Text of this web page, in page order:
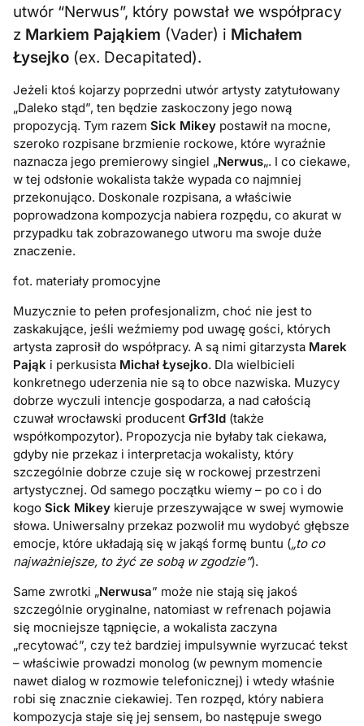
utwór “Nerwus”, który powstał we współpracy
z Markiem Pająkiem (Vader) i Michałem
Łysejko (ex. Decapitated).
Jeżeli ktoś kojarzy poprzedni utwór artysty zatytułowany
„Daleko stąd”, ten będzie zaskoczony jego nową
propozycją. Tym razemSick Mikey postawił na mocne,
szeroko rozpisane brzmienie rockowe, które wyraźnie
naznacza jego premierowy singiel „Nerwus„. I co ciekawe,
w tej odsłonie wokalista także wypada co najmniej
przekonująco. Doskonale rozpisana, a właściwie
poprowadzona kompozycja nabiera rozpędu, co akurat w
przypadku tak zobrazowanego utworu ma swoje duże
znaczenie.
fot. materiały promocyjne
Muzycznie to pełen profesjonalizm, choć nie jest to
zaskakujące, jeśli weźmiemy pod uwagę gości, których
artysta zaprosił do współpracy. A są nimi gitarzysta Marek
Pająk i perkusista Michał Łysejko. Dla wielbicieli
konkretnego uderzenia nie są to obce nazwiska. Muzycy
dobrze wyczuli intencje gospodarza, a nad całością
czuwał wrocławski producentGrf3ld (także
współkompozytor). Propozycja nie byłaby tak ciekawa,
gdyby nie przekaz i interpretacja wokalisty, który
szczególnie dobrze czuje się w rockowej przestrzeni
artystycznej. Od samego początku wiemy – po co i do
kogoSick Mikey kieruje przeszywające w swej wymowie
słowa. Uniwersalny przekaz pozwolił mu wydobyć głębsze
emocje, które układają się w jakąś formę buntu („to co
najważniejsze, to żyć ze sobą w zgodzie”).
Same zwrotki „Nerwusa” może nie stają się jakoś
szczególnie oryginalne, natomiast w refrenach pojawia
się mocniejsze tąpnięcie, a wokalista zaczyna
„recytować”, czy też bardziej impulsywnie wyrzucać tekst
– właściwie prowadzi monolog (w pewnym momencie
nawet dialog w rozmowie telefonicznej) i wtedy właśnie
robi się znacznie ciekawiej. Ten rozpęd, który nabiera
kompozycja staje się jej sensem, bo następuje swego